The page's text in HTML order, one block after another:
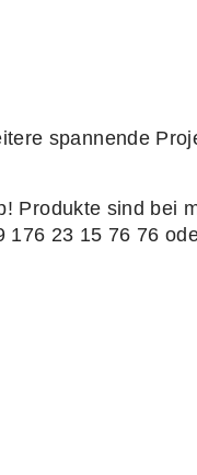
spannende
Produkte sind bei
23 15 76 76